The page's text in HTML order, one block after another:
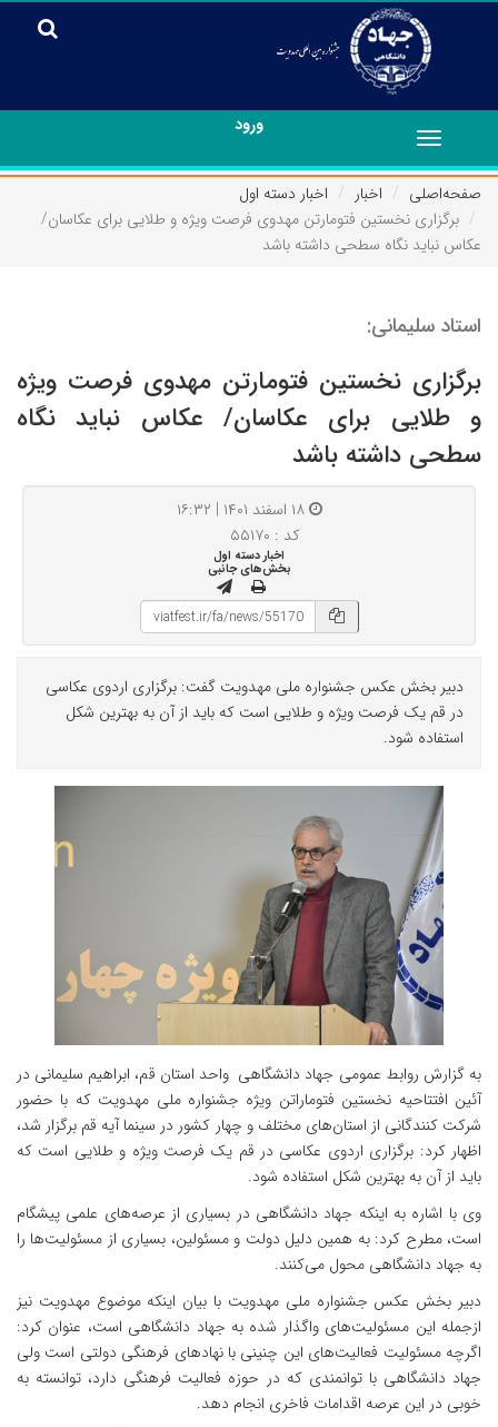
ورود
Toggle
navigation
صفحه‌اصلی
اخبار
اخبار دسته اول
برگزاری نخستین فتومارتن مهدوی فرصت ویژه و طلایی برای عکاسان/
عکاس نباید نگاه سطحی داشته باشد
استاد سلیمانی:
برگزاری نخستین فتومارتن مهدوی فرصت ویژه
و طلایی برای عکاسان/ عکاس نباید نگاه
سطحی داشته باشد
۱۸ اسفند ۱۴۰۱ | ۱۶:۳۲
کد : ۵۵۱۷۰
اخبار دسته اول
بخش‌های جانبی
دبیر بخش عکس جشنواره ملی مهدویت گفت: برگزاری اردوی عکاسی
در قم یک فرصت ویژه و طلایی است که باید از آن به بهترین شکل
استفاده شود.
به گزارش روابط عمومی جهاد دانشگاهی واحد استان قم، ابراهیم سلیمانی در
آئین افتتاحیه نخستین فتوماراتن ویژه جشنواره ملی مهدویت که با حضور
شرکت‌ کنندگانی از استان‌های مختلف و چهار کشور در سینما آیه قم برگزار شد،
اظهار کرد: برگزاری اردوی عکاسی در قم یک فرصت ویژه و طلایی است که
باید از آن به بهترین شکل استفاده شود.
وی با اشاره به اینکه جهاد دانشگاهی در بسیاری از عرصه‌های علمی پیشگام
است، مطرح کرد: به همین دلیل دولت و مسئولین، بسیاری از مسئولیت‌ها را
به جهاد دانشگاهی محول می‌کنند.
دبیر بخش عکس جشنواره ملی مهدویت با بیان اینکه موضوع مهدویت نیز
ازجمله این مسئولیت‌های واگذار شده به جهاد دانشگاهی است، عنوان کرد:
اگرچه مسئولیت فعالیت‌های این چنینی با نهادهای فرهنگی دولتی است ولی
جهاد دانشگاهی با توانمندی که در حوزه فعالیت فرهنگی دارد، توانسته به
خوبی در این عرصه اقدامات فاخری انجام دهد.